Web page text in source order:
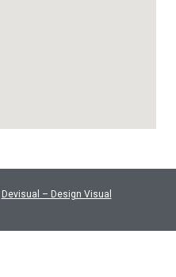
Devisual – Design Visual